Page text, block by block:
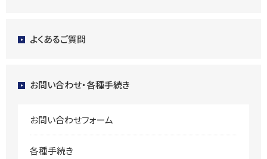
よくあるご質問
お問い合わせ・各種手続き
お問い合わせフォーム
各種手続き